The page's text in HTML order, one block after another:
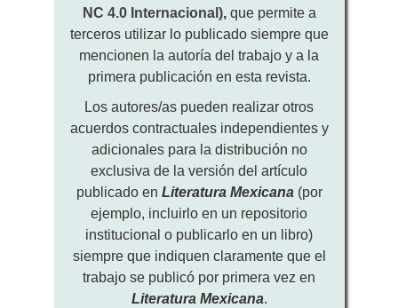
NC 4.0 Internacional), que permite a
terceros utilizar lo publicado siempre que
mencionen la autoría del trabajo y a la
primera publicación en esta revista.
Los autores/as pueden realizar otros
acuerdos contractuales independientes y
adicionales para la distribución no
exclusiva de la versión del artículo
publicado en Literatura Mexicana (por
ejemplo, incluirlo en un repositorio
institucional o publicarlo en un libro)
siempre que indiquen claramente que el
trabajo se publicó por primera vez en
Literatura Mexicana.